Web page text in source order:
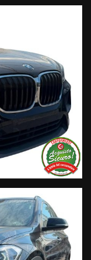
estensione “valore
che
dove
maggiori foto e
e la nostra storia.
08:3012:00 –